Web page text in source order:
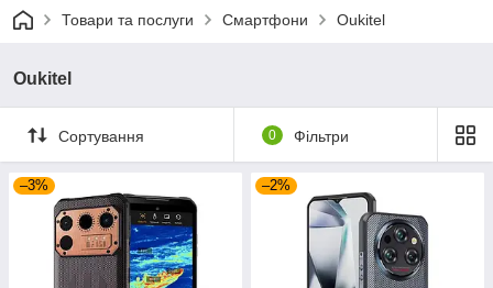
Товари та послуги Смартфони Oukitel
Oukitel
Сортування 0 Фільтри
–3% –2%